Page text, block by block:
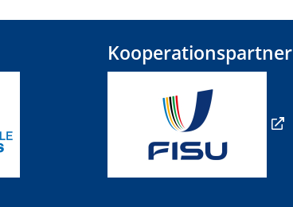
Kooperationspartner